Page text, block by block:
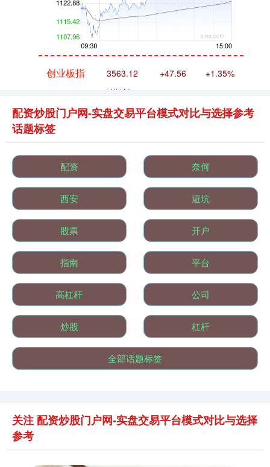
基金指数 7242.10 +0.17%
国债指数 +0.04%
配资炒股门户网-实盘交易平台模式对比与选择参考
话题标签
配资 奈何
西安 避坑
股票 开户
指南 平台
高杠杆 公司
炒股 杠杆
全部话题标签
关注 配资炒股门户网-实盘交易平台模式对比与选择
参考